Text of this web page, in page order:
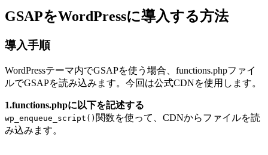
GSAPをWordPressに導入する方法
導入手順
WordPressテーマ内でGSAPを使う場合、functions.phpファイ
ルでGSAPを読み込みます。今回は公式CDNを使用します。
1.functions.phpに以下を記述する
wp_enqueue_script() 関数を使って、CDNからファイルを読
み込みます。